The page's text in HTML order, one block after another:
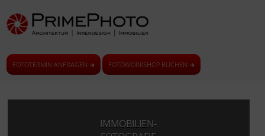
FOTOTERMIN ANFRAGEN ➜ FOTOWORKSHOP BUCHEN ➜
IMMOBILIEN-